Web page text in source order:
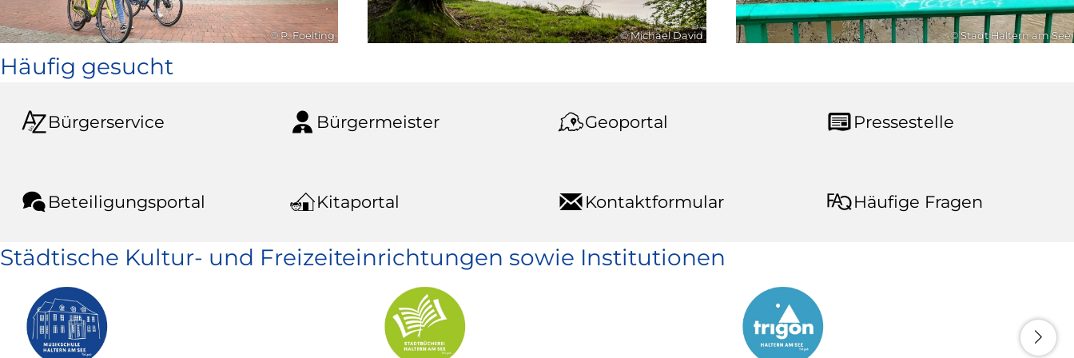
© P. Foelting © Michael David © Stadt Haltern am See
Häufig gesucht
Bürgerservice Bürgermeister Geoportal Pressestelle
Beteiligungsportal Kitaportal Kontaktformular Häufige Fragen
Städtische Kultur- und Freizeiteinrichtungen sowie Institutionen